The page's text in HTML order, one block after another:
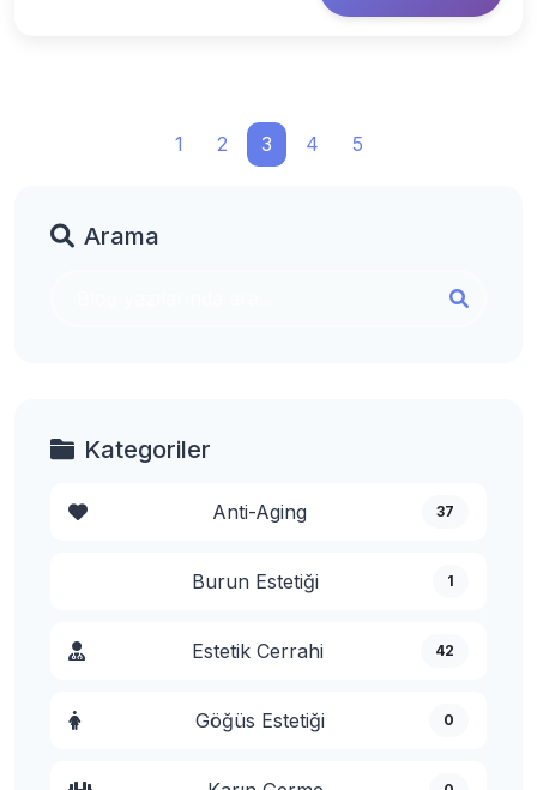
1 2 3 4 5
Arama
Kategoriler
Anti-Aging 37
Burun Estetiği 1
Estetik Cerrahi 42
Göğüs Estetiği 0